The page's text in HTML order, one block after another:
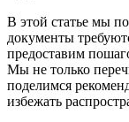
В этой статье мы
документы
предоставим
Мы не только
поделимся
избежать